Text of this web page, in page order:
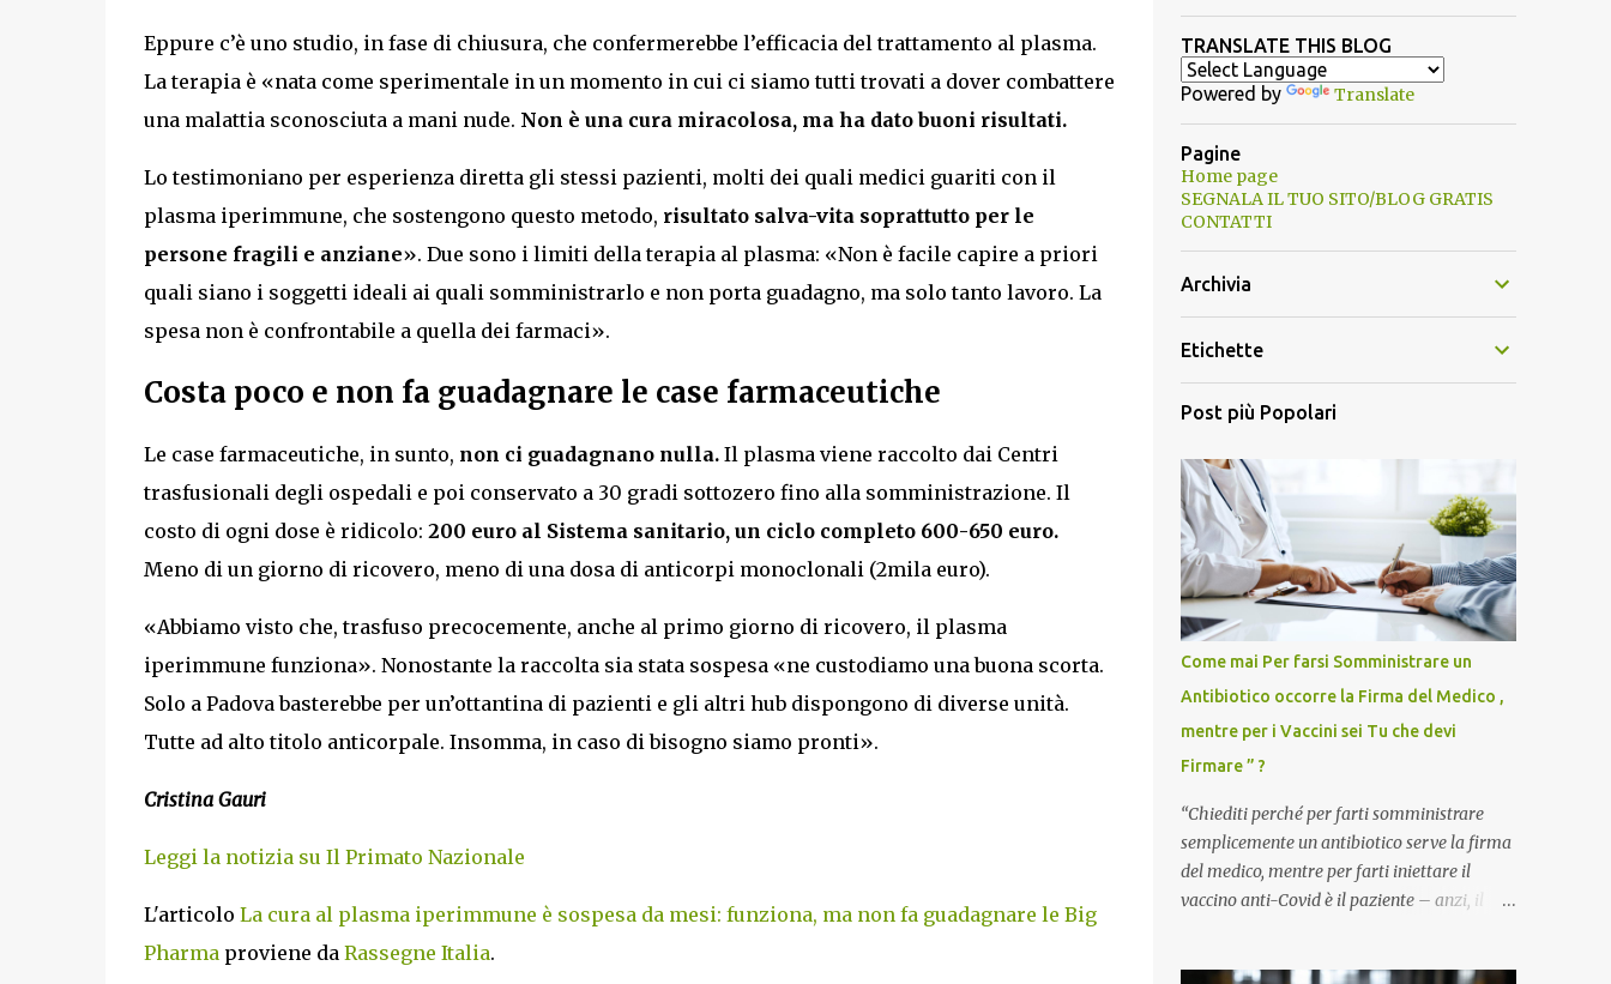
Eppure c’è uno studio, in fase di chiusura, che confermerebbe l’efficacia del trattamento al plasma.
La terapia è «nata come sperimentale in un momento in cui ci siamo tutti trovati a dover combattere
una malattia sconosciuta a mani nude. Non è una cura miracolosa, ma ha dato buoni risultati.
Lo testimoniano per esperienza diretta gli stessi pazienti, molti dei quali medici guariti con il
plasma iperimmune, che sostengono questo metodo, risultato salva-vita soprattutto per le
persone fragili e anziane». Due sono i limiti della terapia al plasma: «Non è facile capire a priori
quali siano i soggetti ideali ai quali somministrarlo e non porta guadagno, ma solo tanto lavoro. La
spesa non è confrontabile a quella dei farmaci».
Costa poco e non fa guadagnare le case farmaceutiche
Le case farmaceutiche, in sunto, non ci guadagnano nulla.Il plasma viene raccolto dai Centri
trasfusionali degli ospedali e poi conservato a 30 gradi sottozero fino alla somministrazione. Il
costo di ogni dose è ridicolo: 200 euro al Sistema sanitario, un ciclo completo 600-650 euro.
Meno di un giorno di ricovero, meno di una dosa di anticorpi monoclonali (2mila euro).
«Abbiamo visto che, trasfuso precocemente, anche al primo giorno di ricovero, il plasma
iperimmune funziona». Nonostante la raccolta sia stata sospesa «ne custodiamo una buona scorta.
Solo a Padova basterebbe per un’ottantina di pazienti e gli altri hub dispongono di diverse unità.
Tutte ad alto titolo anticorpale. Insomma, in caso di bisogno siamo pronti».
Cristina Gauri
Leggi la notizia su Il Primato Nazionale
L'articolo La cura al plasma iperimmune è sospesa da mesi: funziona, ma non fa guadagnare le Big
Pharmaproviene da Rassegne Italia.
TRANSLATE THIS BLOG
Powered by Translate
Pagine
Home page
SEGNALA IL TUO SITO/BLOG GRATIS
CONTATTI
Archivia
Etichette
Post più Popolari
Come mai Per farsi Somministrare un
Antibiotico occorre la Firma del Medico ,
mentre per i Vaccini sei Tu che devi
Firmare ” ?
“Chiediti perché per farti somministrare
semplicemente un antibiotico serve la firma
del medico, mentre per farti iniettare il
vaccino anti-Covid è il paziente – anzi, il